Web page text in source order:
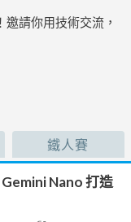
請你用技術交流，
鐵人賽
Nano 打造